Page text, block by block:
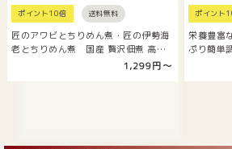
ポイント10倍 送料無料
匠のアワビとちりめん煮・匠の伊勢海
老とちりめん煮 国産 贅沢佃煮 高級
1,299円〜
ポイント
栄養豊富
ぷり簡単